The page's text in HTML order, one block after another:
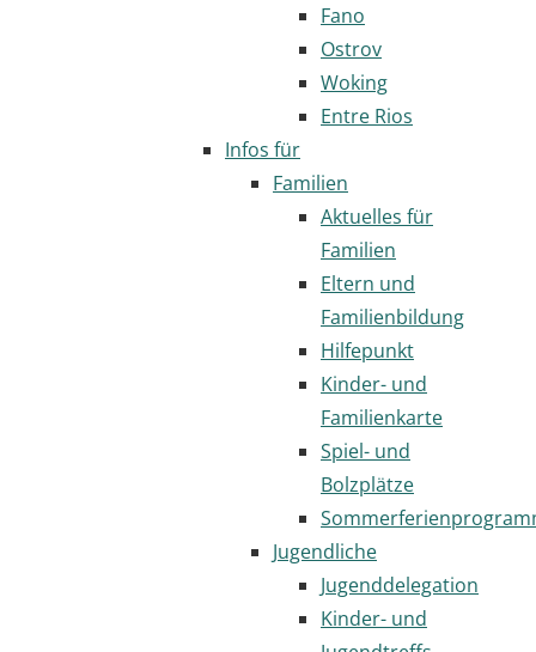
Fano
Ostrov
Woking
Entre Rios
Infos für
Familien
Aktuelles für
Familien
Eltern und
Familienbildung
Hilfepunkt
Kinder- und
Familienkarte
Spiel- und
Bolzplätze
Jugendliche
Jugenddelegation
Kinder- und